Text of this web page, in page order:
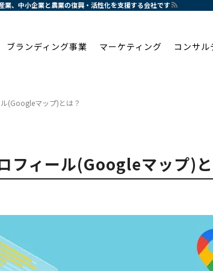
、中小企業と農業の復興・活性化を支援する会社です
ブランディング事業 マーケティング コンサル
(Googleマップ)とは？
フィール(Googleマップ)と